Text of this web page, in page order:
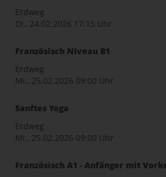
Erdweg
Di., 24.02.2026 17:15 Uhr
Französisch Niveau B1
Erdweg
Mi., 25.02.2026 09:00 Uhr
Sanftes Yoga
Erdweg
Mi., 25.02.2026 09:00 Uhr
Französisch A1 - Anfänger mit